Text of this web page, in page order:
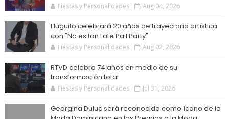
Fiestas y Personalidades Aug 04, 2026
Huguito celebrará 20 años de trayectoria artística
con "No es tan Late Pa'l Party"
Fiestas y Personalidades Aug 02, 2026
RTVD celebra 74 años en medio de su
transformación total
Fiestas y Personalidades Jul 31, 2026
Georgina Duluc será reconocida como ícono de la